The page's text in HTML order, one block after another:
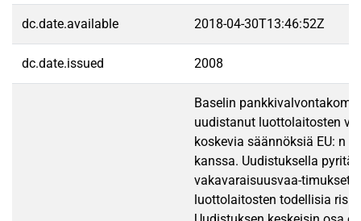
dc.date.available 2018-04-30T13:46:52Z
dc.date.issued 2008
Baselin
uudistanut luottolaitosten
koskevia säännöksiä EU: n
kanssa. Uudistuksella
vakavaraisuusvaa-timukset
luottolaitosten todellisia